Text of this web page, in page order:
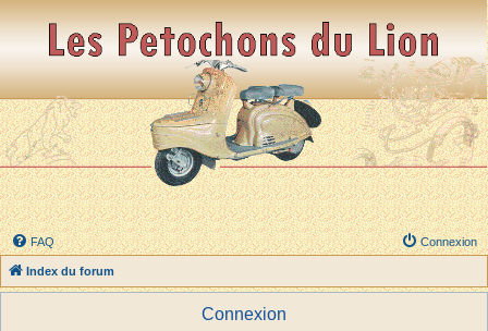
FAQ Connexion
Index du forum
Connexion